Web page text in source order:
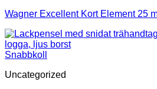
Wagner Excellent Kort Element 25
Snabbkoll
Uncategorized